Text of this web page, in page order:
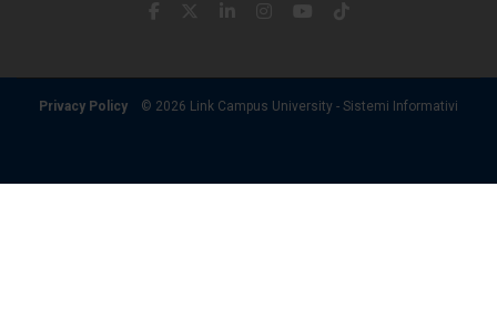
Privacy Policy © 2026 Link Campus University - Sistemi Informativi